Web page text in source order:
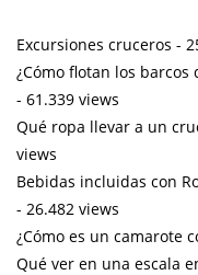
Excursiones cruceros -
¿Cómo flotan los barcos
- 61.339 views
Qué ropa llevar a un
views
Bebidas incluidas con
- 26.482 views
¿Cómo es un camarote
Qué ver en una escala